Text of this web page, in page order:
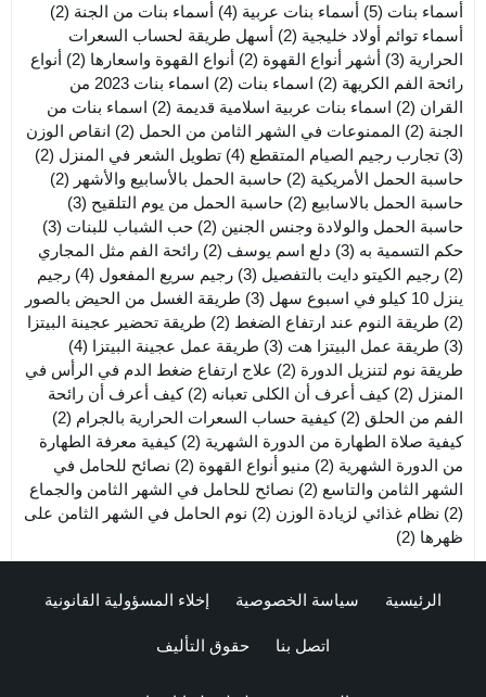
أسماء بنات (5) أسماء بنات عربية (4) أسماء بنات من الجنة (2)
أسماء توائم أولاد خليجية (2)
أسهل طريقة لحساب السعرات
الحرارية (3) أشهر أنواع القهوة (2) أنواع القهوة واسعارها (2)
أنواع
رائحة الفم الكريهة (2) اسماء بنات (2)
اسماء بنات 2023 من
القران (2) اسماء بنات عربية اسلامية قديمة (2)
اسماء بنات من
الجنة (2) الممنوعات في الشهر الثامن من الحمل (2)
انقاص الوزن
(3)
تجارب رجيم الصيام المتقطع (4) تطويل الشعر في المنزل (2)
حاسبة الحمل الأمريكية (2) حاسبة الحمل بالأسابيع والأشهر (2)
حاسبة الحمل بالاسابيع (2) حاسبة الحمل من يوم التلقيح (3)
حاسبة الحمل والولادة وجنس الجنين (2) حب الشباب للبنات (3)
حكم التسمية به (3) دلع اسم يوسف (2)
رائحة الفم مثل المجاري
(2)
رجيم الكيتو دايت بالتفصيل (3) رجيم سريع المفعول (4)
رجيم
ينزل 10 كيلو في اسبوع سهل
(3)
طريقة الغسل من الحيض بالصور
(2)
طريقة النوم عند ارتفاع الضغط (2)
طريقة تحضير عجينة البيتزا
(3)
طريقة عمل البيتزا هت (3) طريقة عمل عجينة البيتزا (4)
طريقة نوم لتنزيل الدورة (2)
علاج ارتفاع ضغط الدم في الرأس في
المنزل (2) كيف أعرف أن الكلى تعبانه (2)
كيف أعرف أن رائحة
الفم من الحلق (2) كيفية حساب السعرات الحرارية بالجرام (2)
كيفية صلاة الطهارة من الدورة الشهرية (2)
كيفية معرفة الطهارة
من الدورة الشهرية (2) منيو أنواع القهوة (2)
نصائح للحامل في
الشهر الثامن والتاسع (2)
نصائح للحامل في الشهر الثامن والجماع
(2)
نظام غذائي لزيادة الوزن (2)
نوم الحامل في الشهر الثامن على
ظهرها (2)
الرئيسية سياسة الخصوصية إخلاء المسؤولية القانونية
اتصل بنا حقوق التأليف